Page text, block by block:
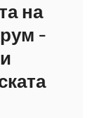
на
–